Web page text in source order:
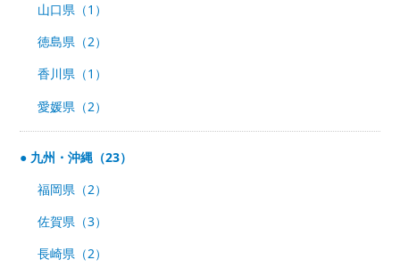
山口県（1）
徳島県（2）
香川県（1）
愛媛県（2）
九州・沖縄（23）
福岡県（2）
佐賀県（3）
長崎県（2）